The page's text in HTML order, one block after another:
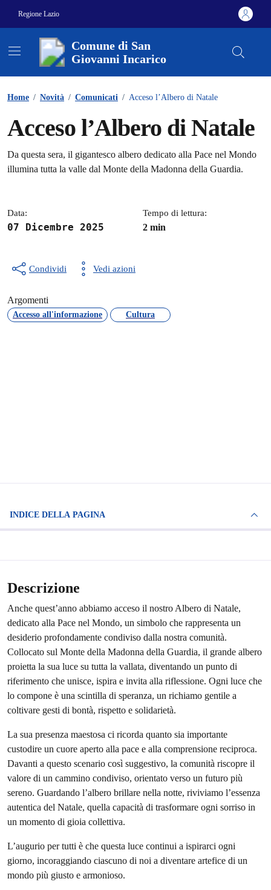
Regione Lazio
Comune di San
Giovanni Incarico
Home / Novità / Comunicati / Acceso l’Albero di Natale
Acceso l’Albero di Natale
Dettagli della notizia
Da questa sera, il gigantesco albero dedicato alla Pace nel Mondo
illumina tutta la valle dal Monte della Madonna della Guardia.
Data:
07 Dicembre 2025
Tempo di lettura:
2 min
Condividi Vedi azioni
Argomenti
Accesso all'informazione Cultura
INDICE DELLA PAGINA
Descrizione
Anche quest’anno abbiamo acceso il nostro Albero di Natale,
dedicato alla Pace nel Mondo, un simbolo che rappresenta un
desiderio profondamente condiviso dalla nostra comunità.
Collocato sul Monte della Madonna della Guardia, il grande albero
proietta la sua luce su tutta la vallata, diventando un punto di
riferimento che unisce, ispira e invita alla riflessione. Ogni luce che
lo compone è una scintilla di speranza, un richiamo gentile a
coltivare gesti di bontà, rispetto e solidarietà.
La sua presenza maestosa ci ricorda quanto sia importante
custodire un cuore aperto alla pace e alla comprensione reciproca.
Davanti a questo scenario così suggestivo, la comunità riscopre il
valore di un cammino condiviso, orientato verso un futuro più
sereno. Guardando l’albero brillare nella notte, riviviamo l’essenza
autentica del Natale, quella capacità di trasformare ogni sorriso in
un momento di gioia collettiva.
L’augurio per tutti è che questa luce continui a ispirarci ogni
giorno, incoraggiando ciascuno di noi a diventare artefice di un
mondo più giusto e armonioso.